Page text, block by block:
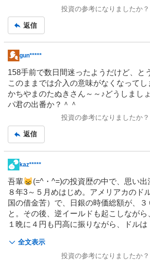
投資の参考になりましたか？
返信
掲
示
板
記
事
gun*****
158手前で数日間迷ったようだけど、と
このままでは介入の意味がなくなってし
かちやまのたぬきさん～～♪どうしまし
パ君の出番か？＾＾
投資の参考になりましたか？
返信
掲
示
板
記
事
kaz*****
全文表示
吾輩😸(=^・^=)の投資歴の中で、思い出
８年3～５月めはじめ。アメリアカのド
国の借金苦）で、日銀の時価総額が、３
と。その後、逆イールドも起こしながら
１晩に４円も円高に振りながら、ドルは
存のきかない「ワクチン」は、入れ物が
ランプは、抗体を打ち「ワクチンを打た
投資の参考になりましたか？